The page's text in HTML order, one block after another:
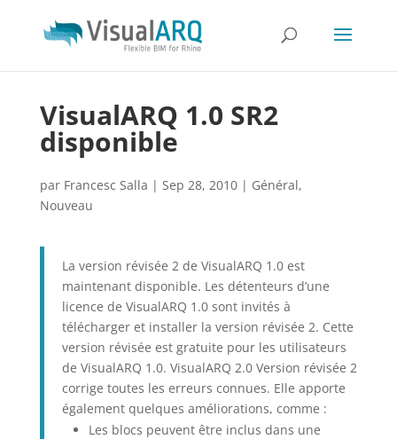
VisualARQ 1.0 SR2
disponible
par Francesc Salla | Sep 28, 2010| Général,
Nouveau
La version révisée 2 de VisualARQ 1.0 est
maintenant disponible. Les détenteurs d’une
licence de VisualARQ 1.0 sont invités à
télécharger et installer la version révisée 2. Cette
version révisée est gratuite pour les utilisateurs
de VisualARQ 1.0. VisualARQ 2.0 Version révisée 2
corrige toutes les erreurs connues. Elle apporte
également quelques améliorations, comme :
Les blocs peuvent être inclus dans une